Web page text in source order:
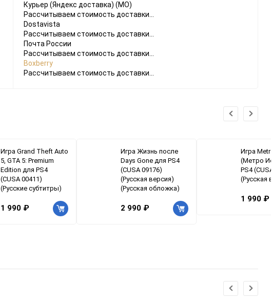
Курьер (Яндекс доставка) (МО)
Рассчитываем стоимость доставки...
Dostavista
Рассчитываем стоимость доставки...
Почта России
Рассчитываем стоимость доставки...
Boxberry
Рассчитываем стоимость доставки...
Игра Grand Theft Auto
5, GTA 5: Premium
Edition для PS4
(CUSA 00411)
(Русские субтитры)
1 990 ₽
Игра Жизнь после
Days Gone для PS4
(CUSA 09176)
(Русская версия)
(Русская обложка)
2 990 ₽
Игра
(Метро
PS4
(Русская
1 990 ₽